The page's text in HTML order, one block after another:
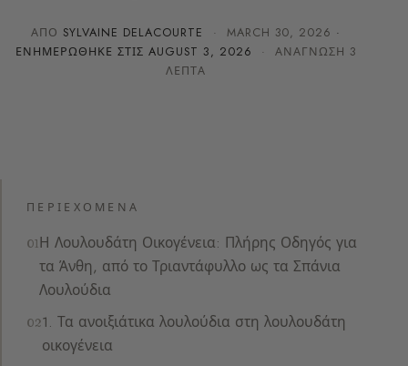
ΑΠΌ SYLVAINE DELACOURTE · MARCH 30, 2026 ·
ΕΝΗΜΕΡΏΘΗΚΕ ΣΤΙΣAUGUST 3, 2026 · ΑΝΆΓΝΩΣΗ 3
ΛΕΠΤΆ
ΠΕΡΙΕΧΌΜΕΝΑ
Η Λουλουδάτη Οικογένεια: Πλήρης Οδηγός για
τα Άνθη, από το Τριαντάφυλλο ως τα Σπάνια
Λουλούδια
1. Τα ανοιξιάτικα λουλούδια στη λουλουδάτη
οικογένεια